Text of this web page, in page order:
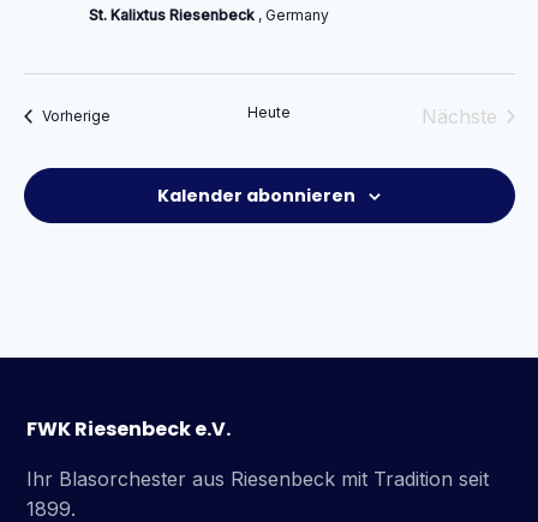
St. Kalixtus Riesenbeck , Germany
VorherigeVeranstaltungen Heute
Nächste
Kalender abonnieren
FWK Riesenbeck e.V.
Ihr Blasorchester aus Riesenbeck mit Tradition seit
1899.